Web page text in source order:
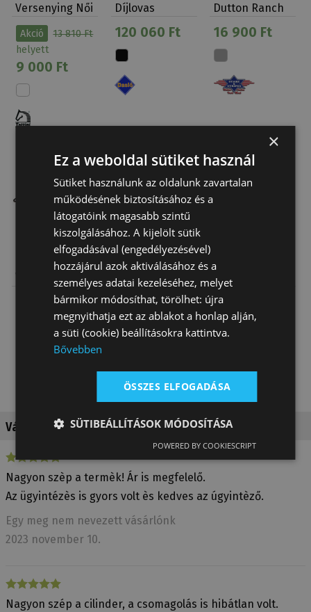
Versenying Női
Hosszú Ujj
Tattini
Akció
13 810 Ft
helyett
9 000 Ft
Díjlovas
Daslö Cseré…
120 060 Ft
Dutton Ranch
16 900 Ft
Lekötőzsinór
1 210 Ft
Felfüggesztve
Stars & Stripes
Dutton Ranch
Yellow…
16 900 Ft
Csak rendelésre
Kalap Western
Gyapjú
27 900 Ft
Vásárlói vélemények a termékről
Nagyon szèp a termèk! Ár is megfelelő.
Az ügyintézès is gyors volt ès kedves az úgyintèző.
Egy meg nem nevezett vásárlónk
2023 november 10.
Nagyon szép a cilinder, a csomagolás is hibátlan volt.
×
Ez a weboldal sütiket használ
Sütiket használunk az oldalunk zavartalan
működésének biztosításához és a
látogatóink magasabb szintű
kiszolgálásához. A kijelölt sütik
elfogadásával (engedélyezésével)
hozzájárul azok aktiválásához és a
személyes adatai kezeléséhez, melyet
bármikor módosíthat, törölhet: újra
megnyithatja ezt az ablakot a honlap alján,
a süti (cookie) beállításokra kattintva.
Bővebben
ÖSSZES ELFOGADÁSA
SÜTIBEÁLLÍTÁSOK MÓDOSÍTÁSA
POWERED BY COOKIESCRIPT